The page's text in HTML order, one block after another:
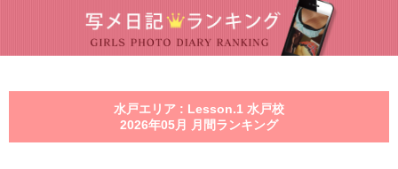
水戸エリア : Lesson.1 水戸校
2026年05月 月間ランキング